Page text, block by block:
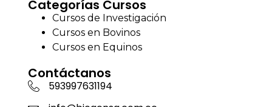
Categorías Cursos
Cursos de Investigación
Cursos en Bovinos
Cursos en Equinos
Contáctanos
593997631194